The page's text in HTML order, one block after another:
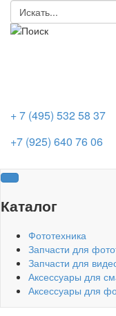
+ 7 (495) 532 58 37
+7 (925) 640 76 06
Каталог
Фототехника
Запчасти для
Запчасти для
Аксессуары для
Аксессуары для